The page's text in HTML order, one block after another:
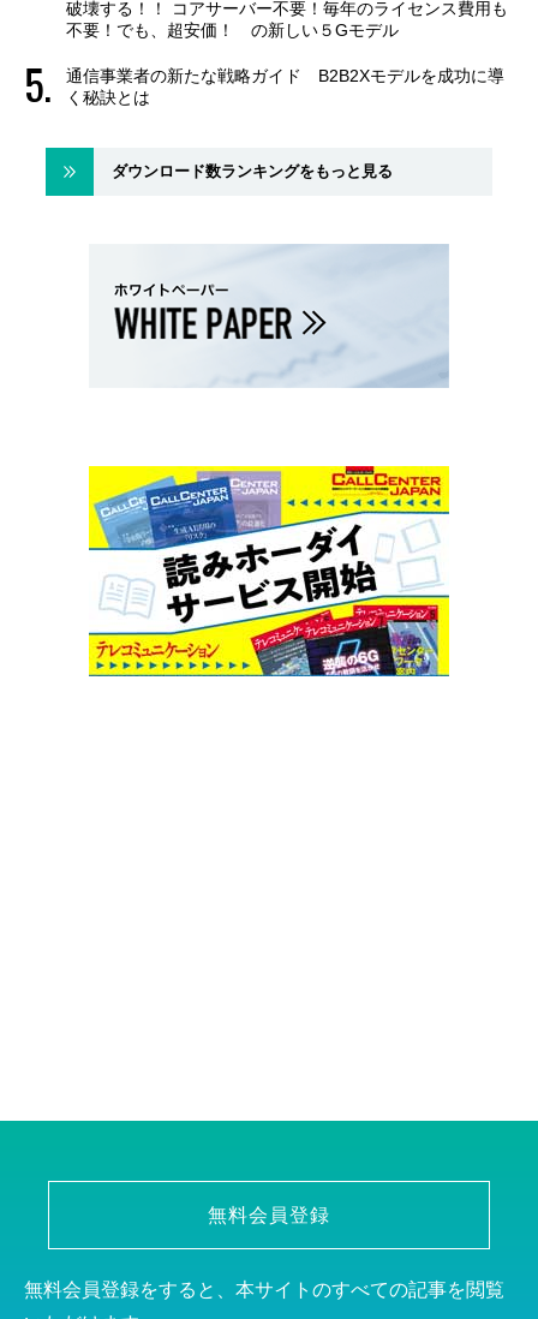
破壊する！！ コアサーバー不要！毎年のライセンス費用も
不要！でも、超安価！ の新しい５Gモデル
通信事業者の新たな戦略ガイド B2B2Xモデルを成功に導
く秘訣とは
ダウンロード数ランキングをもっと見る
無料会員登録
無料会員登録をすると、本サイトのすべての記事を閲覧